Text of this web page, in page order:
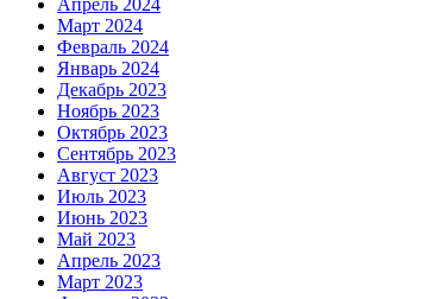
Апрель 2024
Март 2024
Февраль 2024
Январь 2024
Декабрь 2023
Ноябрь 2023
Октябрь 2023
Сентябрь 2023
Август 2023
Июль 2023
Июнь 2023
Май 2023
Апрель 2023
Март 2023